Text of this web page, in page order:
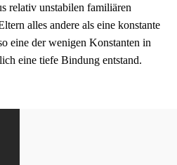
relativ unstabilen familiären
alles andere als eine konstante
eine der wenigen Konstanten in
eine tiefe Bindung entstand.